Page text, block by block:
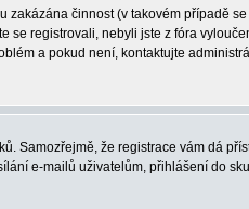
zakázána činnost (v takovém případě se
se registrovali, nebyli jste z fóra
a pokud není, kontaktujte
Samozřejmě, že registrace vám dá
e-mailů uživatelům, přihlášení do